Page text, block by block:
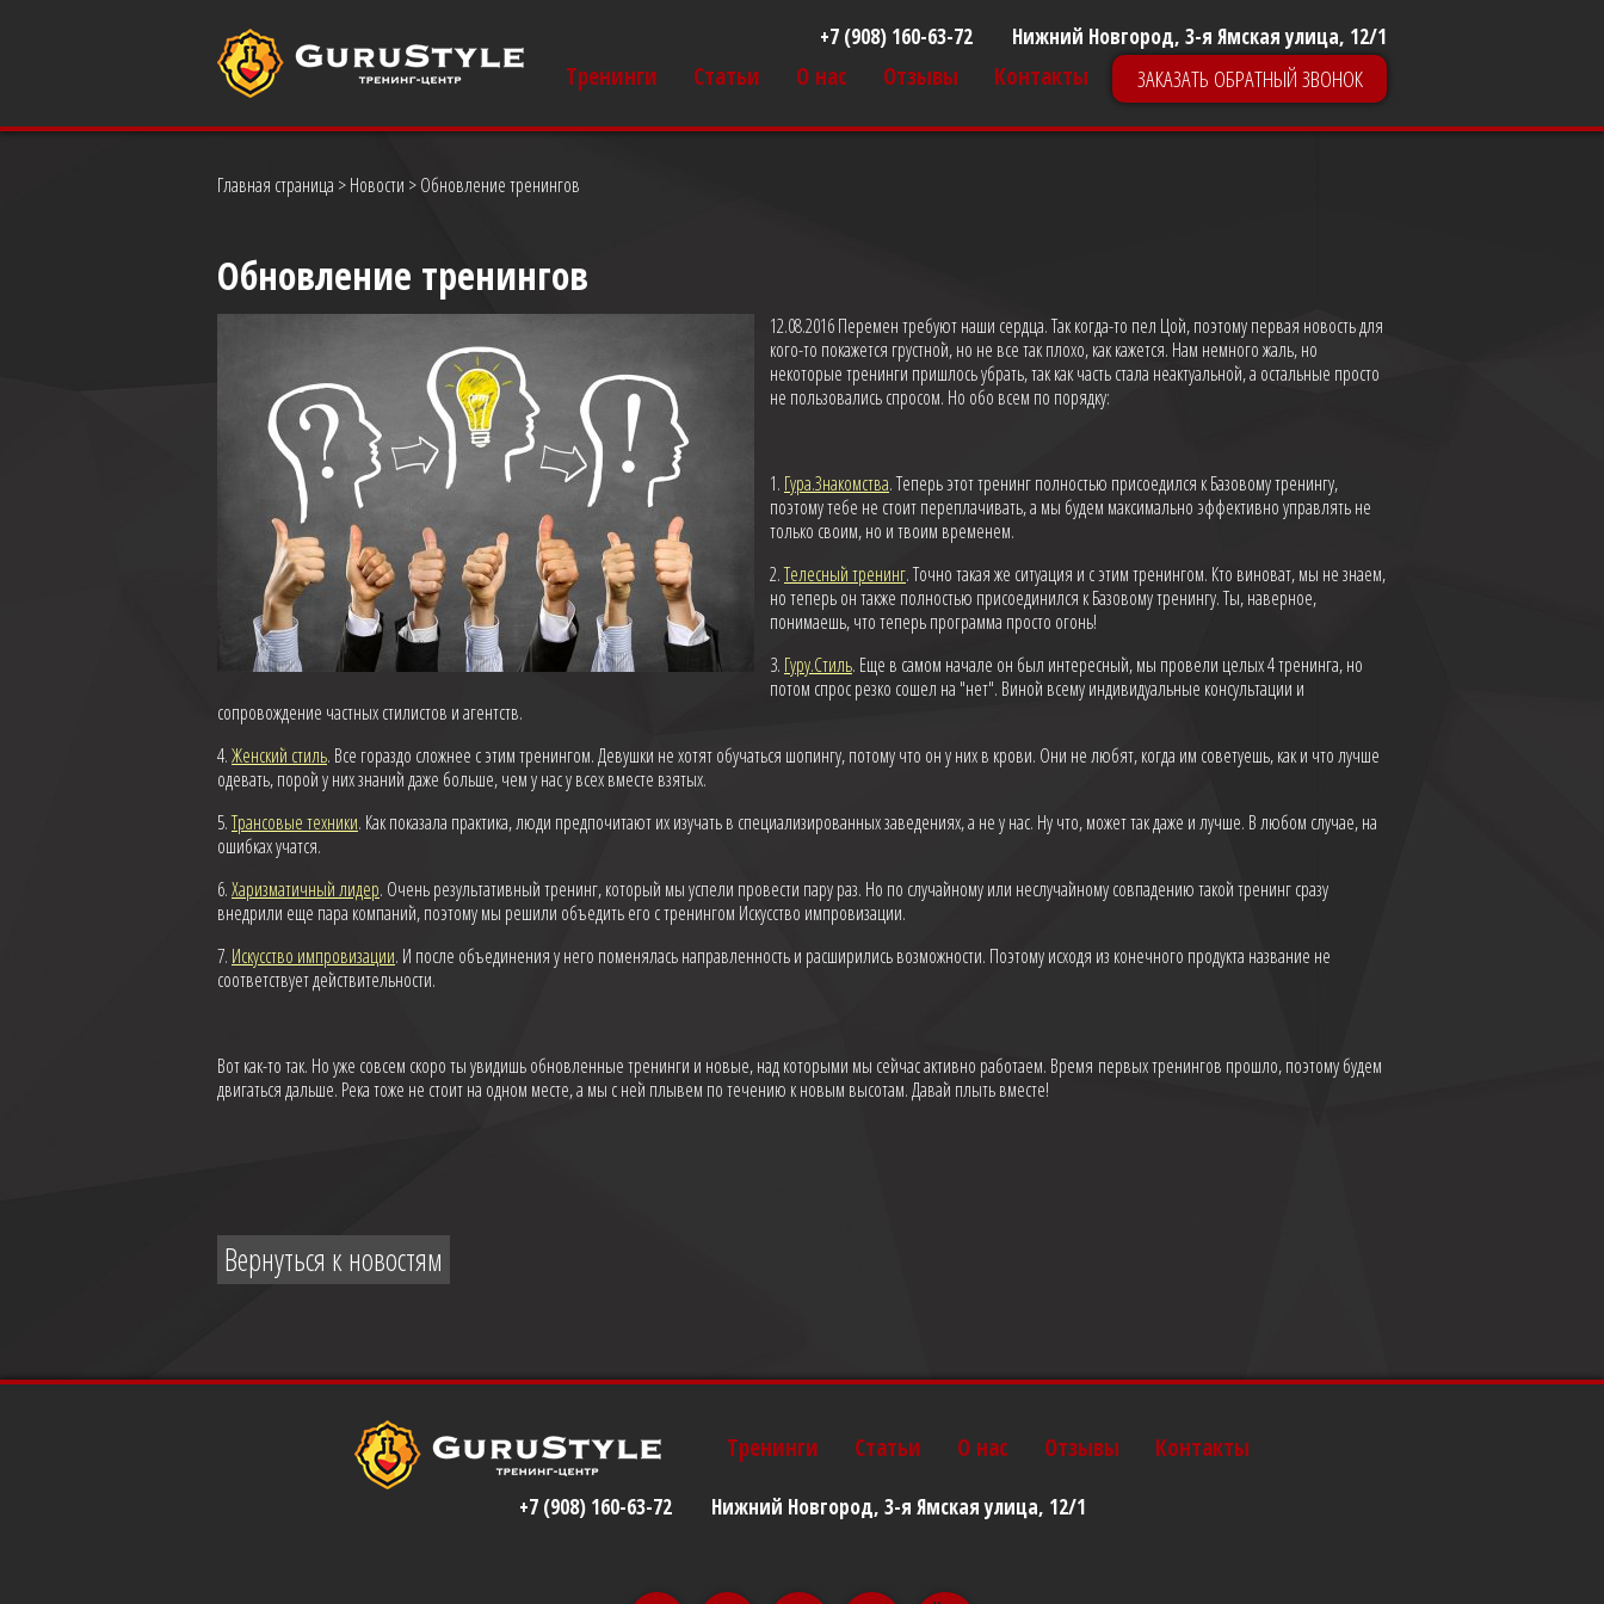
+7 (908) 160-63-72 Нижний Новгород, 3-я Ямская улица, 12/1
Тренинги Статьи О нас Отзывы Контакты ЗАКАЗАТЬ ОБРАТНЫЙ ЗВОНОК
Главная страница >Новости > Обновление тренингов
Обновление тренингов
12.08.2016 Перемен требуют наши сердца. Так когда-то пел Цой, поэтому первая новость для
кого-то покажется грустной, но не все так плохо, как кажется. Нам немного жаль, но
некоторые тренинги пришлось убрать, так как часть стала неактуальной, а остальные просто
не пользовались спросом. Но обо всем по порядку:
1. Гура.Знакомства. Теперь этот тренинг полностью присоедился к Базовому тренингу,
поэтому тебе не стоит переплачивать, а мы будем максимально эффективно управлять не
только своим, но и твоим временем.
2.Телесный тренинг. Точно такая же ситуация и с этим тренингом. Кто виноват, мы не знаем,
но теперь он также полностью присоединился к Базовому тренингу. Ты, наверное,
понимаешь, что теперь программа просто огонь!
3. Гуру.Стиль. Еще в самом начале он был интересный, мы провели целых 4 тренинга, но
потом спрос резко сошел на "нет". Виной всему индивидуальные консультации и
сопровождение частных стилистов и агентств.
4.Женский стиль. Все гораздо сложнее с этим тренингом. Девушки не хотят обучаться шопингу, потому что он у них в крови. Они не любят, когда им советуешь, как и что лучше
одевать, порой у них знаний даже больше, чем у нас у всех вместе взятых.
5.Трансовые техники. Как показала практика, люди предпочитают их изучать в специализированных заведениях, а не у нас. Ну что, может так даже и лучше. В любом случае, на
ошибках учатся.
6.Харизматичный лидер. Очень результативный тренинг, который мы успели провести пару раз. Но по случайному или неслучайному совпадению такой тренинг сразу
внедрили еще пара компаний, поэтому мы решили объедить его с тренингом Искусство импровизации.
7. Искусство импровизации. И после объединения у него поменялась направленность и расширились возможности. Поэтому исходя из конечного продукта название не
соответствует действительности.
Вот как-то так. Но уже совсем скоро ты увидишь обновленные тренинги и новые, над которыми мы сейчас активно работаем. Время первых тренингов прошло, поэтому будем
двигаться дальше. Река тоже не стоит на одном месте, а мы с ней плывем по течению к новым высотам. Давай плыть вместе!
Вернуться к новостям
Тренинги Статьи О нас Отзывы Контакты
+7 (908) 160-63-72 Нижний Новгород, 3-я Ямская улица, 12/1